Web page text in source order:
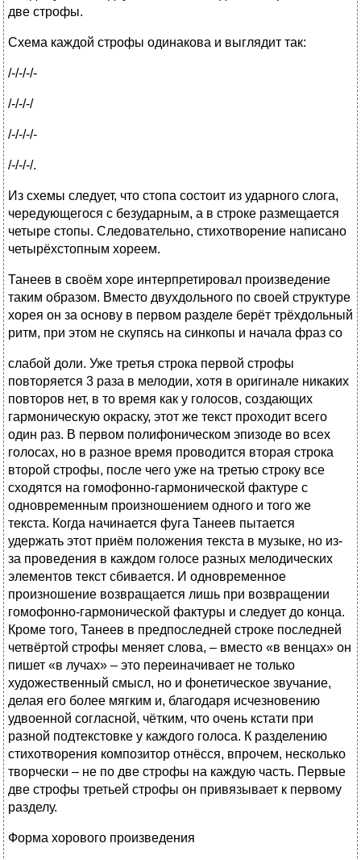
две строфы.
Схема каждой строфы одинакова и выглядит так:
/-/-/-/-
/-/-/-/
/-/-/-/-
/-/-/-/.
Из схемы следует, что стопа состоит из ударного слога,
чередующегося с безударным, а в строке размещается
четыре стопы. Следовательно, стихотворение написано
четырёхстопным хореем.
Танеев в своём хоре интерпретировал произведение
таким образом. Вместо двухдольного по своей структуре
хорея он за основу в первом разделе берёт трёхдольный
ритм, при этом не скупясь на синкопы и начала фраз со
слабой доли. Уже третья строка первой строфы
повторяется 3 раза в мелодии, хотя в оригинале никаких
повторов нет, в то время как у голосов, создающих
гармоническую окраску, этот же текст проходит всего
один раз. В первом полифоническом эпизоде во всех
голосах, но в разное время проводится вторая строка
второй строфы, после чего уже на третью строку все
сходятся на гомофонно-гармонической фактуре с
одновременным произношением одного и того же
текста. Когда начинается фуга Танеев пытается
удержать этот приём положения текста в музыке, но из-
за проведения в каждом голосе разных мелодических
элементов текст сбивается. И одновременное
произношение возвращается лишь при возвращении
гомофонно-гармонической фактуры и следует до конца.
Кроме того, Танеев в предпоследней строке последней
четвёртой строфы меняет слова, – вместо «в венцах» он
пишет «в лучах» – это переиначивает не только
художественный смысл, но и фонетическое звучание,
делая его более мягким и, благодаря исчезновению
удвоенной согласной, чётким, что очень кстати при
разной подтекстовке у каждого голоса. К разделению
стихотворения композитор отнёсся, впрочем, несколько
творчески – не по две строфы на каждую часть. Первые
две строфы третьей строфы он привязывает к первому
разделу.
Форма хорового произведения